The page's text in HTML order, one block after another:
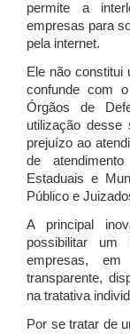
permite a
empresas para
pela internet.
Ele não constitui
confunde com
Órgãos de
utilização
prejuízo ao
de
Estaduais e
Público e
A principal
possibilitar um
empresas,
transparente,
na tratativa
Por se tratar de